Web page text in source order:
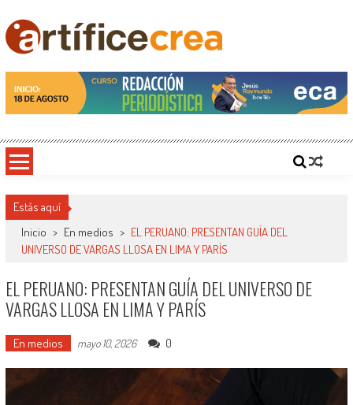
contenido
Artificecrea
Blog de Artífice Comunicadores, elaboramos contenidos periodísticos y editoriales en
diversos formatos, capacitamos en temas de comunicación y educación.
Estás aquí
Inicio > En medios > EL PERUANO: PRESENTAN GUÍA DEL
UNIVERSO DE VARGAS LLOSA EN LIMA Y PARÍS
EL PERUANO: PRESENTAN GUÍA DEL UNIVERSO DE
VARGAS LLOSA EN LIMA Y PARÍS
En medios mayo 10, 2026 0